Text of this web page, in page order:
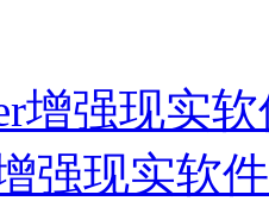
增强现实
强现实软件